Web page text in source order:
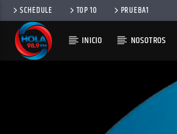
SCHEDULE TOP 10 PRUEBA1
INICIO NOSOTROS